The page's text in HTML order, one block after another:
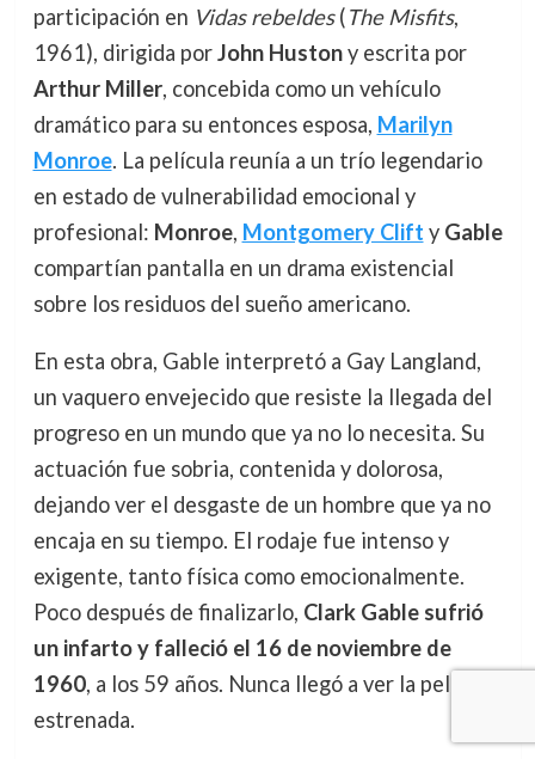
participación en Vidas rebeldes(The Misfits,
1961), dirigida porJohn Hustony escrita por
Arthur Miller, concebida como un vehículo
dramático para su entonces esposa, Marilyn
Monroe. La película reunía a un trío legendario
en estado de vulnerabilidad emocional y
profesional: Monroe, Montgomery Clift y Gable
compartían pantalla en un drama existencial
sobre los residuos del sueño americano.
En esta obra, Gable interpretó a Gay Langland,
un vaquero envejecido que resiste la llegada del
progreso en un mundo que ya no lo necesita. Su
actuación fue sobria, contenida y dolorosa,
dejando ver el desgaste de un hombre que ya no
encaja en su tiempo. El rodaje fue intenso y
exigente, tanto física como emocionalmente.
Poco después de finalizarlo, Clark Gable sufrió
un infarto y falleció el 16 de noviembre de
1960, a los 59 años. Nunca llegó a ver la película
estrenada.